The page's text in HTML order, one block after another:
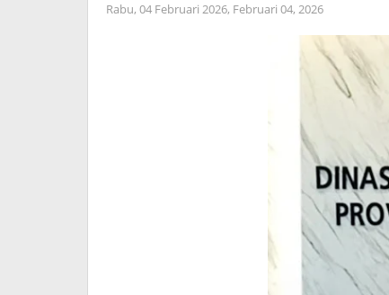
Rabu, 04 Februari 2026, Februari 04, 2026